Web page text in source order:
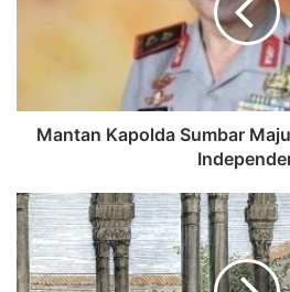
Mantan Kapolda Sumbar